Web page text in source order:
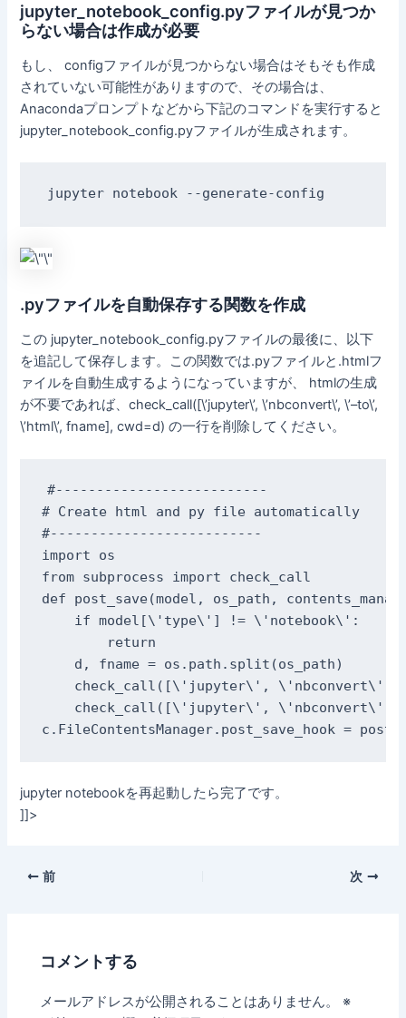
jupyter_notebook_config.pyファイルが見つか
らない場合は作成が必要
もし、 configファイルが見つからない場合はそもそも作成
されていない可能性がありますので、その場合は、
Anacondaプロンプトなどから下記のコマンドを実行すると
jupyter_notebook_config.pyファイルが生成されます。
jupyter notebook --generate-config
.pyファイルを自動保存する関数を作成
この jupyter_notebook_config.pyファイルの最後に、以下
を追記して保存します。この関数では.pyファイルと.htmlフ
ァイルを自動生成するようになっていますが、 htmlの生成
が不要であれば、check_call([\’jupyter\’, \’nbconvert\’, \’–to\’,
\’html\’, fname], cwd=d) の一行を削除してください。
#--------------------------
# Create html and py file automatically
#--------------------------
import os
from subprocess import check_call
def post_save(model, os_path,
    if model[\'type\'] != \'notebook\':
        return
    d, fname = os.path.split(os_path)
check_call([\'jupyter\', \'nbconvert\',
check_call([\'jupyter\', \'nbconvert\',
c.FileContentsManager.post_save_hook =
jupyter notebookを再起動したら完了です。
]]>
前 次
コメントする
メールアドレスが公開されることはありません。
※